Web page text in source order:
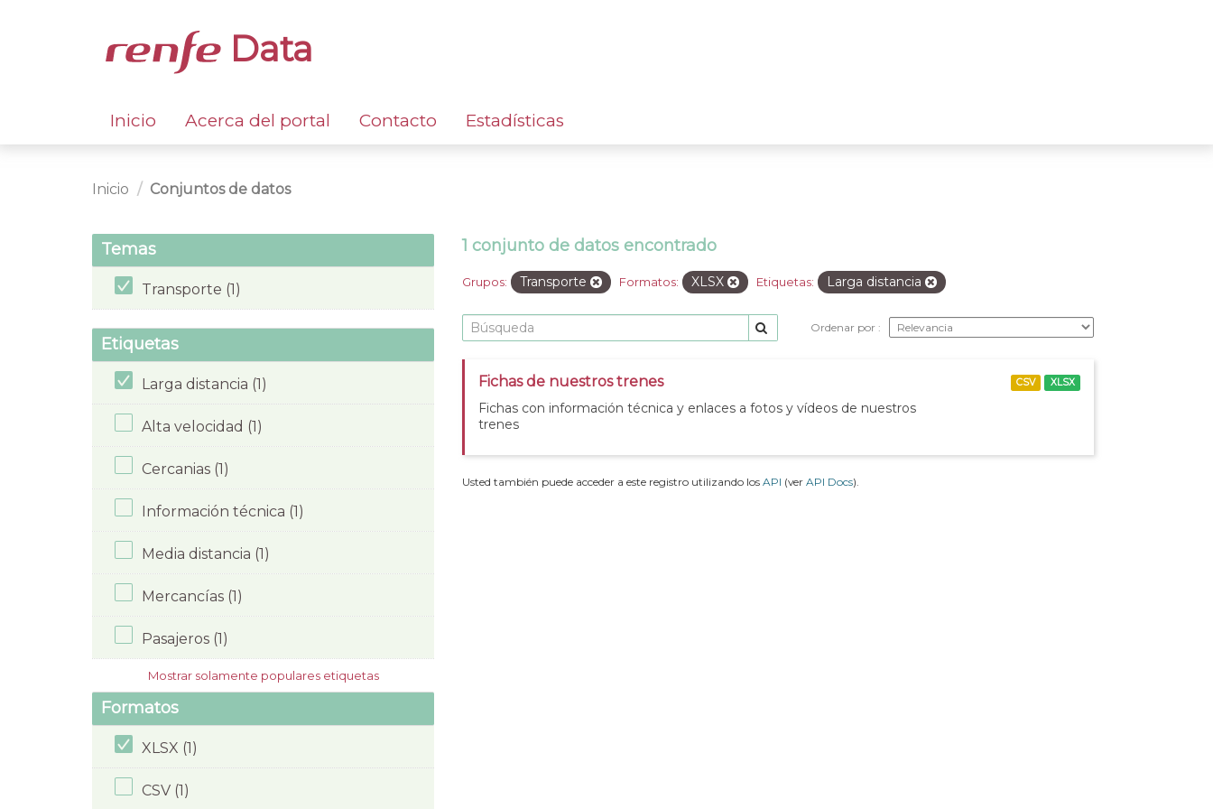
Data
Inicio Acerca del portal Contacto Estadísticas
Inicio Conjuntos de datos
Temas
Transporte (1)
Etiquetas
Larga distancia (1)
Alta velocidad (1)
Cercanias (1)
Información técnica (1)
Media distancia (1)
Mercancías (1)
Pasajeros (1)
Mostrar solamente populares etiquetas
Formatos
XLSX (1)
CSV (1)
1 conjunto de datos encontrado
Grupos: Transporte Formatos: XLSX Etiquetas: Larga distancia
Ordenar por
Fichas de nuestros trenes
Fichas con información técnica y enlaces a fotos y vídeos de nuestros
trenes
CSV XLSX
Usted también puede acceder a este registro utilizando los API (ver API Docs).